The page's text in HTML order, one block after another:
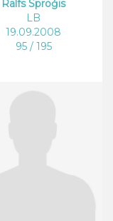
Ralfs Sproģis
LB
19.09.2008
95 / 195